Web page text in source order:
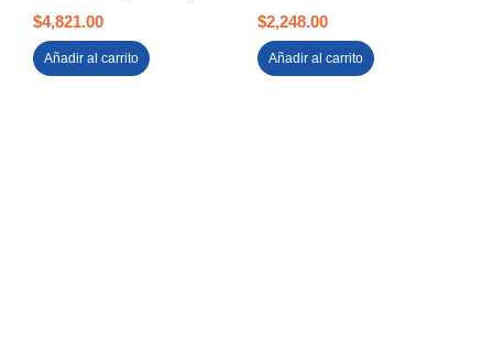
$4,821.00
Añadir al carrito
$2,248.00
Añadir al carrito